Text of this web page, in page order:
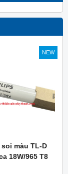
NEW
màu TL-D
18W/965 T8